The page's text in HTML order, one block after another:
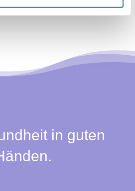
in guten